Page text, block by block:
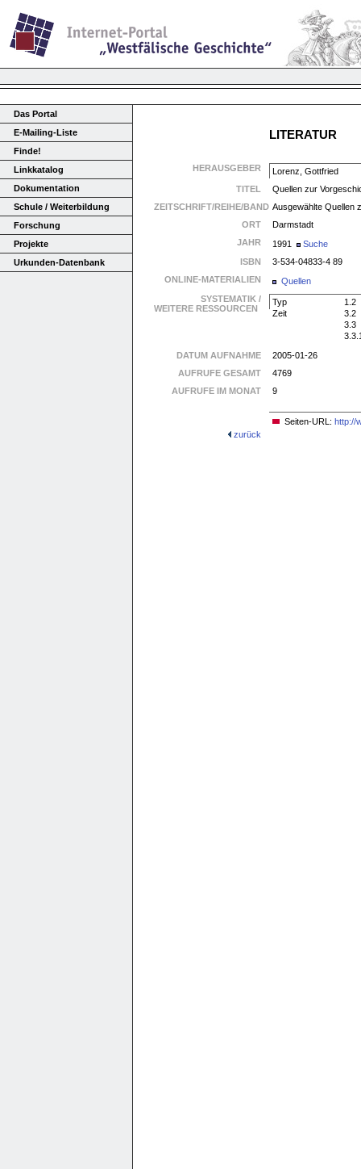
Das Portal
E-Mailing-Liste
Finde!
Linkkatalog
Dokumentation
Schule / Weiterbildung
Forschung
Projekte
Urkunden-Datenbank
LITERATUR
HERAUSGEBER
Lorenz, Gottfried
TITEL
Quellen zur
ZEITSCHRIFT/REIHE/BAND Ausgewählte Quellen
ORT
Darmstadt
JAHR
1991
Suche
ISBN
3-534-04833-4 89
ONLINE-MATERIALIEN
Quellen
SYSTEMATIK /
WEITERE RESSOURCEN
Typ
1.2
Zeit
3.2
3.3
DATUM AUFNAHME
2005-01-26
AUFRUFE GESAMT
4769
AUFRUFE IM MONAT
9
Seiten-URL: http://
zurück